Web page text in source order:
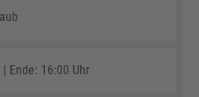
Ende: 16:00 Uhr